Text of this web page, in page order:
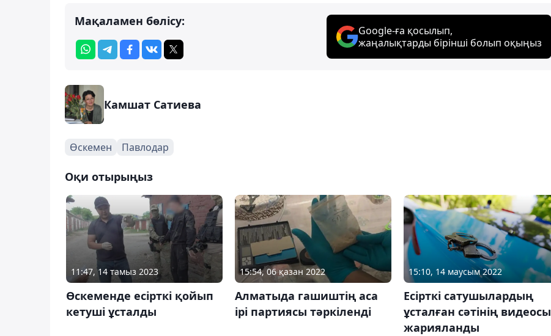
Мақаламен бөлісу:
Google-ға қосылып,
жаңалықтарды бірінші болып оқыңыз
Камшат Сатиева
Өскемен Павлодар
Оқи отырыңыз
11:47, 14 тамыз 2023
Өскеменде есірткі қойып
кетуші ұсталды
15:54, 06 қазан 2022
Алматыда гашиштің аса
ірі партиясы тәркіленді
15:10, 14 маусым 2022
Есірткі сатушылардың
ұсталған сәтінің видеосы
жарияланды